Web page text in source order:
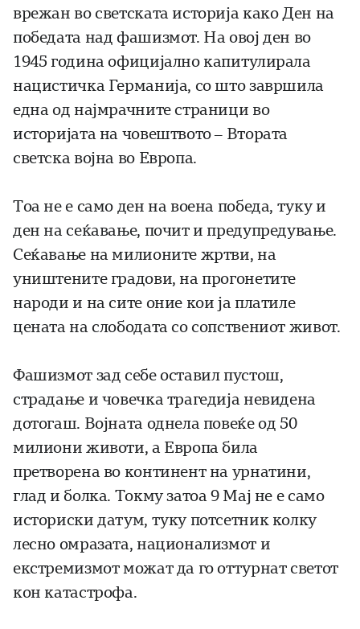
врежан во светската историја како Ден на
победата над фашизмот. На овој ден во
1945 година официјално капитулирала
нацистичка Германија, со што завршила
една од најмрачните страници во
историјата на човештвото – Втората
светска војна во Европа.
Тоа не е само ден на воена победа, туку и
ден на сеќавање, почит и предупредување.
Сеќавање на милионите жртви, на
уништените градови, на прогонетите
народи и на сите оние кои ја платиле
цената на слободата со сопствениот живот.
Фашизмот зад себе оставил пустош,
страдање и човечка трагедија невидена
дотогаш. Војната однела повеќе од 50
милиони животи, а Европа била
претворена во континент на урнатини,
глад и болка. Токму затоа 9 Мај не е само
историски датум, туку потсетник колку
лесно омразата, национализмот и
екстремизмот можат да го оттурнат светот
кон катастрофа.